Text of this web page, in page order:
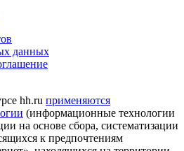
данных
hh.ru применяются
(информационные технологии
на основе сбора, систематизации
к предпочтениям